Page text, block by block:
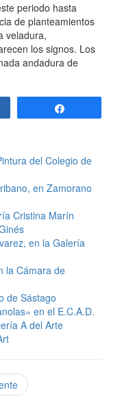
periodo hasta
de planteamientos
veladura,
los signos. Los
andadura de
del Colegio de
en Zamorano
Cristina Marín
en la Galería
la Cámara de
de Sástago
en el E.C.A.D.
A del Arte